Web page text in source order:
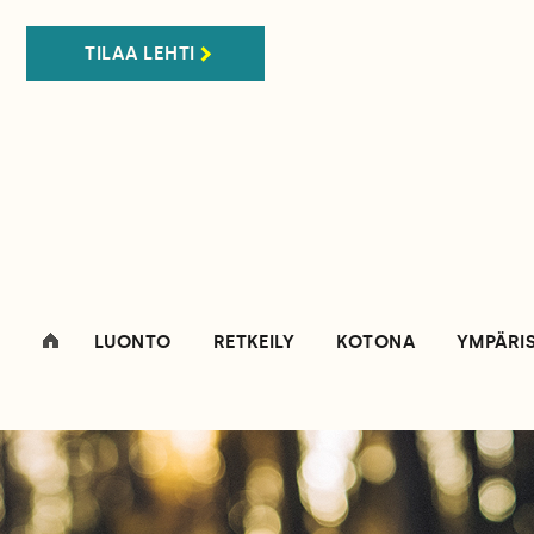
TILAA LEHTI
LUONTO RETKEILY KOTONA